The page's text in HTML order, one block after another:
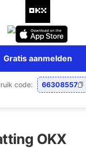
Gratis aanmelden
code: 66308557
OKX